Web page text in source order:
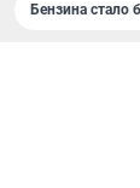
Бензина стало